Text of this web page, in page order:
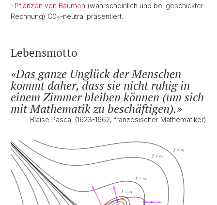
Pflanzen von Bäumen (wahrscheinlich und bei geschickter
Rechnung) C02-neutral präsentiert.
Lebensmotto
Das ganze Unglück der Menschen
kommt daher, dass sie nicht ruhig in
einem Zimmer bleiben können (um sich
mit Mathematik zu beschäftigen).
Blaise Pascal (1623-1662, französischer Mathematiker)